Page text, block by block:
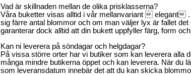
Vad är skillnaden mellan de olika prisklasserna?
Våra buketter visas alltid i vår mellanvariant  elegant
sig färre antal blommor och om man väljer lyx är fallet
garanterar dock alltid att din bukett uppfyller färg, form
Kan ni leverera på söndagar och helgdagar?
På vissa större orter har vi butiker som kan leverera alla
många mindre butikerna öppet och kan leverera. När du
som leveransdatum innebär det att du kan skicka